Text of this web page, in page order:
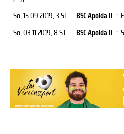
So, 15.09.2019, 3.ST BSC Apolda II :
So, 03.11.2019, 8.ST BSC Apolda II :